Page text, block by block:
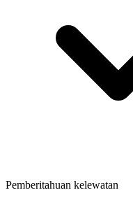
Pemberitahuan kelewatan